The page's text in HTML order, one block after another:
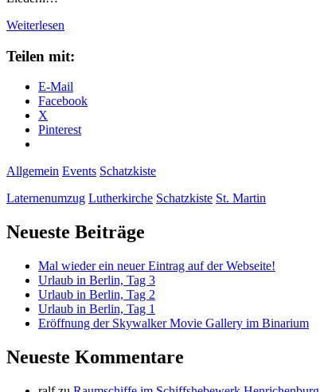
Weiterlesen
Schatzkiste
St.
Martin
Teilen mit:
E-Mail
Facebook
X
Pinterest
Allgemein Events Schatzkiste
Laternenumzug Lutherkirche Schatzkiste St. Martin
Primäre
Neueste Beiträge
Mal wieder ein neuer Eintrag auf der Webseite!
Urlaub in Berlin, Tag 3
Urlaub in Berlin, Tag 2
Urlaub in Berlin, Tag 1
Eröffnung der Skywalker Movie Gallery im Binarium
Neueste Kommentare